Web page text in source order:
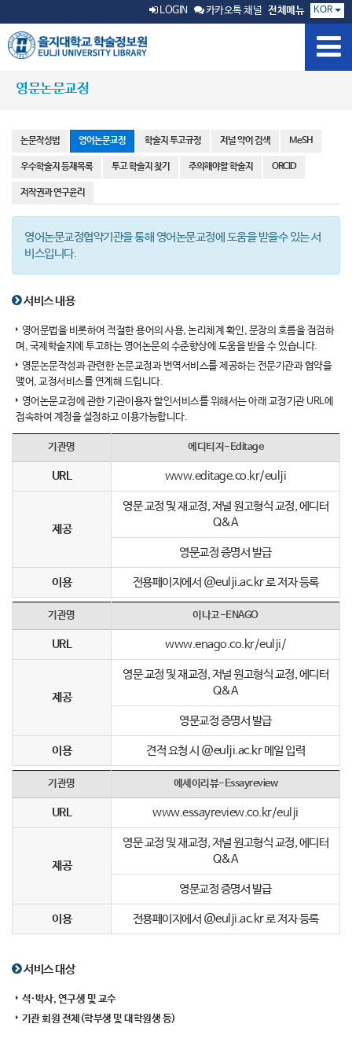
LOGIN 카카오톡 채널 전체메뉴 KOR
영문논문교정
논문작성법 영어논문교정 학술지 투고규정 저널 약어 검색 MeSH
우수학술지 등재목록 투고 학술지 찾기 주의해야할 학술지 ORCID
저작권과 연구윤리
영어논문교정협약기관을 통해 영어논문교정에 도움을 받을수 있는 서
비스입니다.
서비스 내용
영어문법을 비롯하여 적절한 용어의 사용, 논리체계 확인, 문장의 흐름을 점검하
며, 국제학술지에 투고하는 영어논문의 수준향상에 도움을 받을 수 있습니다.
영문논문작성과 관련한 논문교정과 번역서비스를 제공하는 전문기관과 협약을
맺어, 교정서비스를 연계해 드립니다.
영어논문교정에 관한 기관이용자 할인서비스를 위해서는 아래 교정기관 URL에
접속하여 계정을 설정하고 이용가능합니다.
기관명 에디티지-Editage
URL www.editage.co.kr/eulji
제공
영문 교정 및 재교정, 저널 원고형식 교정, 에디터
Q&A
영문교정 증명서 발급
이용 전용페이지에서 @eulji.ac.kr 로 저자 등록
기관명 이나고-ENAGO
URL www.enago.co.kr/eulji/
제공
영문 교정 및 재교정, 저널 원고형식 교정, 에디터
Q&A
영문교정 증명서 발급
이용 견적 요청 시 @eulji.ac.kr 메일 입력
기관명 에세이리뷰-Essayreview
URL www.essayreview.co.kr/eulji
제공
영문 교정 및 재교정, 저널 원고형식 교정, 에디터
Q&A
영문교정 증명서 발급
이용 전용페이지에서 @eulji.ac.kr 로 저자 등록
서비스 대상
석·박사, 연구생 및 교수
기관 회원 전체(학부생 및 대학원생 등)